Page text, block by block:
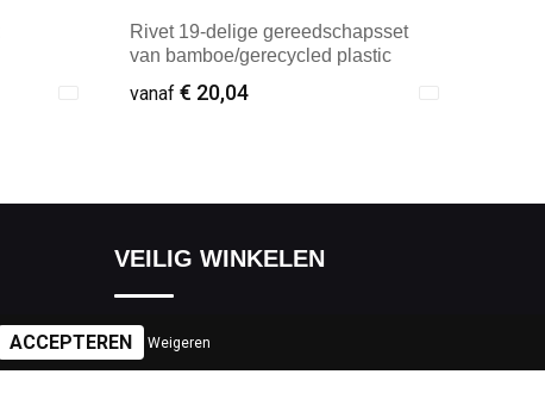
Rivet 19-delige gereedschapsset
van bamboe/gerecycled plastic
vanaf € 20,04
VEILIG WINKELEN
Algemene voorwaarden
Weigeren